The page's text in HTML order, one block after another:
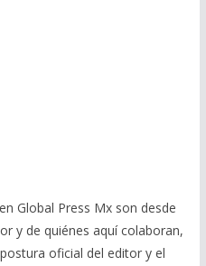
Global Press Mx son desde
y de quiénes aquí colaboran,
oficial del editor y el